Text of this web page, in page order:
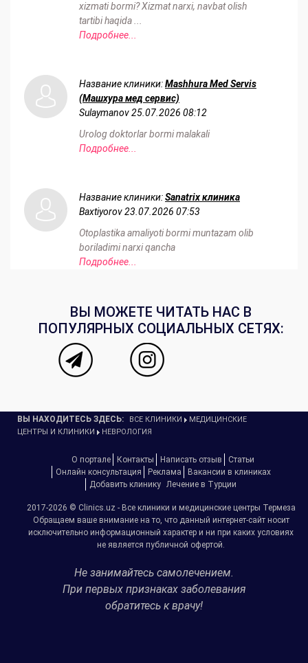
xizmati bormi? Xizmat narxi, navbat olish
tartibi haqida ...
Подробнее...
Название клиники:Mashhura Med Servis
(Машхура мед сервис)
Sulaymanov25.07.2026 08:12
Urolog doktorlar bormi malakali
Подробнее...
Название клиники:Sanatrix клиника
Baxtiyorov23.07.2026 07:53
Otoplastika amaliyoti bormi muntazam olib
boriladimi narxi qancha
Подробнее...
ВЫ МОЖЕТЕ ЧИТАТЬ НАС В
ПОПУЛЯРНЫХ СОЦИАЛЬНЫХ СЕТЯХ:
ВЫ НАХОДИТЕСЬ ЗДЕСЬ: ВСЕ КЛИНИКИ
МЕДИЦИНСКИЕ
ЦЕНТРЫ И КЛИНИКИ
НЕВРОЛОГИЯ
О портале Контакты Написать отзыв
Статьи
Онлайн консультация
Реклама
Вакансии в клиниках
Добавить клинику Лечение в Турции
2017-2026 © Clinics.uz - Все клиники и медицинские центры Термеза
Обращаем ваше внимание на то, что данный интернет-сайт носит
исключительно информационный характер и ни при каких условиях
не является публичной офертой.
Не занимайтесь самолечением.
При первых признаках заболевания
обратитесь к врачу!